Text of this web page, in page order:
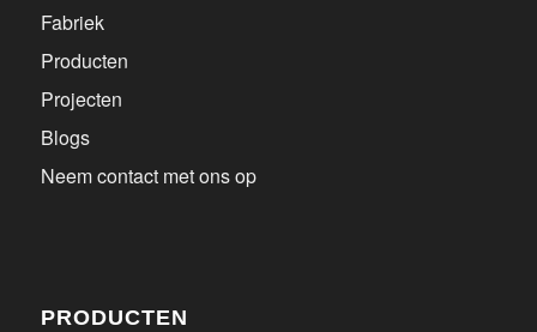
Fabriek
Producten
Projecten
Blogs
Neem contact met ons op
PRODUCTEN